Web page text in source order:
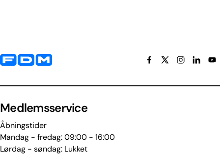
Yderligere information og kontaktoplysninger
Medlemsservice
Åbningstider
Mandag - fredag: 09:00 - 16:00
Lørdag - søndag: Lukket